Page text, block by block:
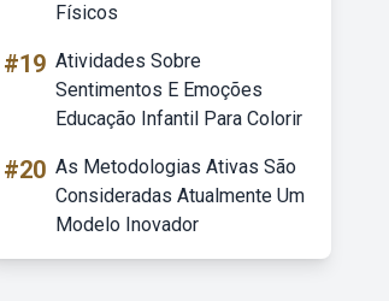
Físicos
#19 Atividades Sobre
Sentimentos E Emoções
Educação Infantil Para Colorir
#20 As Metodologias Ativas São
Consideradas Atualmente Um
Modelo Inovador